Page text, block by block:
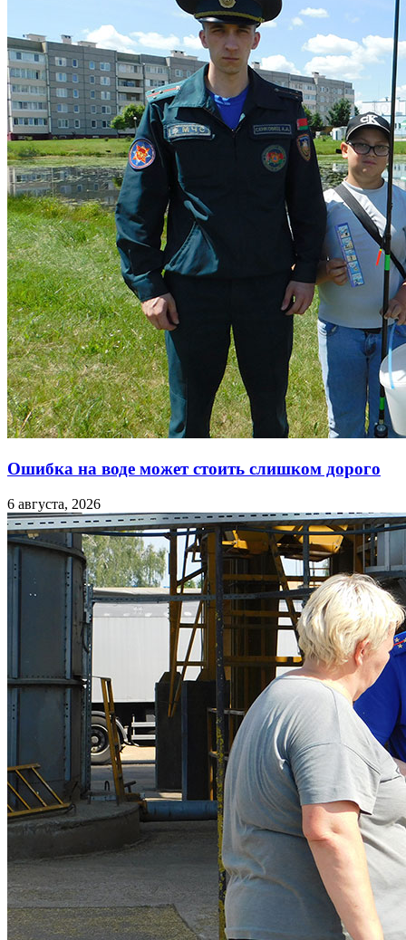
Ошибка на воде может стоить слишком дорого
6 августа, 2026